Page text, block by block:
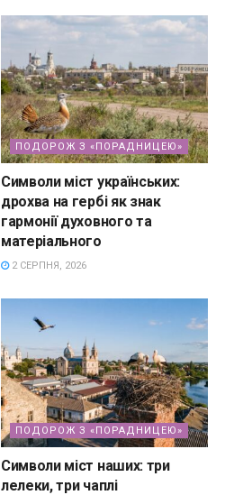
ПОДОРОЖ З «ПОРАДНИЦЕЮ»
Символи міст українських:
дрохва на гербі як знак
гармонії духовного та
матеріального
2 СЕРПНЯ, 2026
ПОДОРОЖ З «ПОРАДНИЦЕЮ»
Символи міст наших: три
лелеки, три чаплі